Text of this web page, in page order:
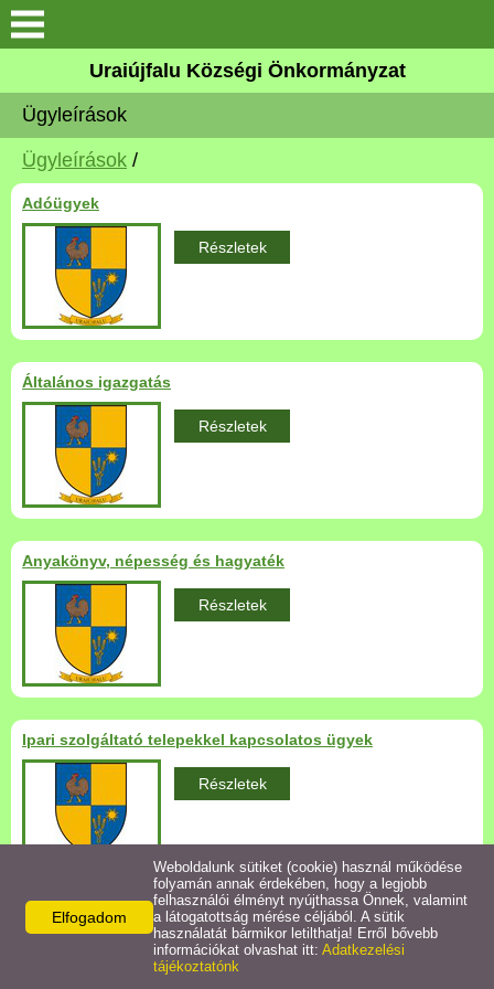
Köszöntő
Elérhetőségek
Uraiújfalu
Önkormányzat
Közös Önkormányzati
Hivatal
Választási információk
Versenyképes Járások
Program
Települési Arculati
Kézikönyv
Hírek
Bezerédj Amália Óvoda
Önkormányzati konyha
Egyéb intézmények
Egyéb szolgáltatások
Egészségügyi ellátás
Uraiújfalu Sportegyesület
Uraiújfalu Községi Önkormányzat
Ügyleírások
Ügyleírások /
Adóügyek
Részletek
Általános igazgatás
Részletek
Anyakönyv, népesség és hagyaték
Részletek
Ipari szolgáltató telepekkel kapcsolatos ügyek
Részletek
Kereskedelem, szálláshelyszolgáltatás és rendez...
Részletek
Elfogadom
Weboldalunk sütiket (cookie) használ működése
folyamán annak érdekében, hogy a legjobb
felhasználói élményt nyújthassa Önnek, valamint
a látogatottság mérése céljából. A sütik
használatát bármikor letilthatja! Erről bővebb
információkat olvashat itt: Adatkezelési
tájékoztatónk